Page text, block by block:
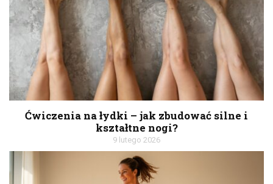
Ćwiczenia na łydki – jak zbudować silne i
kształtne nogi?
9 lutego 2026